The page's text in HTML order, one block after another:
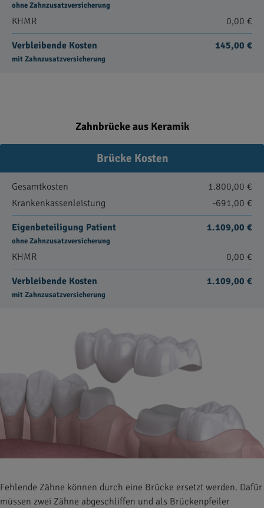
ohne Zahnzusatzversicherung
KHMR 0,00 €
Verbleibende Kosten
mit Zahnzusatzversicherung
145,00 €
Zahnbrücke aus Keramik
Brücke Kosten
Gesamtkosten
1.800,00 €
Krankenkassenleistung
-691,00 €
Eigenbeteiligung Patient
ohne Zahnzusatzversicherung
1.109,00 €
KHMR 0,00 €
Verbleibende Kosten
mit Zahnzusatzversicherung
1.109,00 €
Fehlende Zähne können durch eine Brücke ersetzt werden. Dafür
müssen zwei Zähne abgeschliffen und als Brückenpfeiler